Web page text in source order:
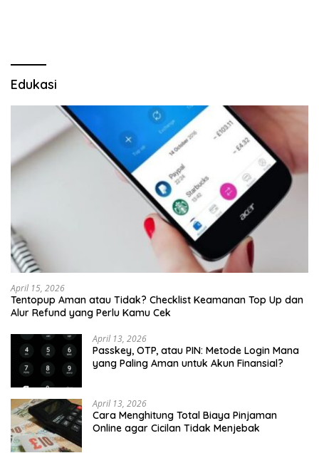
Edukasi
April 15, 2026
Tentopup Aman atau Tidak? Checklist Keamanan Top Up dan
Alur Refund yang Perlu Kamu Cek
April 13, 2026
Passkey, OTP, atau PIN: Metode Login Mana
yang Paling Aman untuk Akun Finansial?
April 13, 2026
Cara Menghitung Total Biaya Pinjaman
Online agar Cicilan Tidak Menjebak